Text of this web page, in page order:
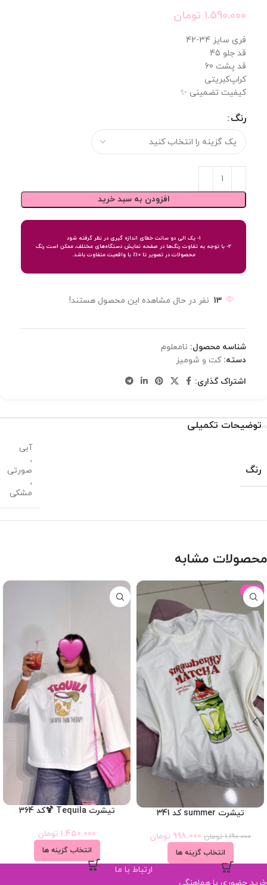
1.590.000 تومان
فری سایز 34-42
قد جلو 45
قد پشت 60
کراپ‌کبریتی
کیفیت تضمینی ✨
رنگ
افزودن به سبد خرید
1- یک الی دو سانت خطای اندازه گیری در نظر گرفته شود
2- با توجه به تفاوت رنگ‌ها در صفحه نمایش دستگاه‌های مختلف، ممکن است رنگ
محصولات در تصویر تا 10٪ با واقعیت متفاوت باشد.
13 نفر در حال مشاهده این محصول هستند!
شناسه محصول: نامعلوم
دسته: کت و شومیز
اشتراک گذاری:
توضیحات تکمیلی
رنگ
آبی
,
صورتی
,
مشکی
محصولات مشابه
-16%
تیشرت summer کد 341
1.190.000 تومان 998.000 تومان
انتخاب گزینه ها
تیشرت Tequila 🍹کد 364
1.450.000 تومان
انتخاب گزینه ها
ارتباط با ما
خرید حضوری با هماهنگی